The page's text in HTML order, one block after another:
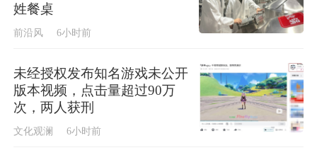
姓餐桌
前沿风 6小时前
未经授权发布知名游戏未公开
版本视频，点击量超过90万
次，两人获刑
文化观澜 6小时前